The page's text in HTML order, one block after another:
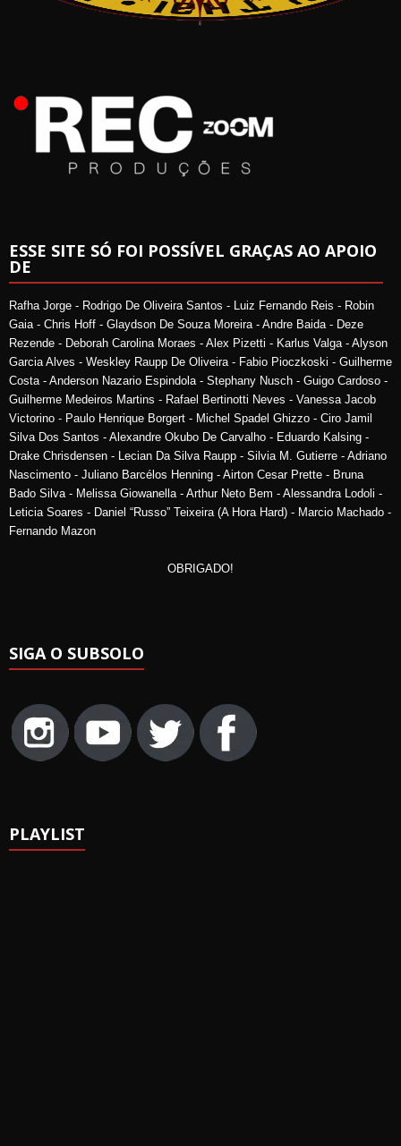
ESSE SITE SÓ FOI POSSÍVEL GRAÇAS AO APOIO
DE
Rafha Jorge - Rodrigo De Oliveira Santos - Luiz Fernando Reis - Robin
Gaia - Chris Hoff - Glaydson De Souza Moreira - Andre Baida - Deze
Rezende - Deborah Carolina Moraes - Alex Pizetti - Karlus Valga - Alyson
Garcia Alves - Weskley Raupp De Oliveira - Fabio Pioczkoski - Guilherme
Costa - Anderson Nazario Espindola - Stephany Nusch - Guigo Cardoso -
Guilherme Medeiros Martins - Rafael Bertinotti Neves - Vanessa Jacob
Victorino - Paulo Henrique Borgert - Michel Spadel Ghizzo - Ciro Jamil
Silva Dos Santos - Alexandre Okubo De Carvalho - Eduardo Kalsing -
Drake Chrisdensen - Lecian Da Silva Raupp - Silvia M. Gutierre - Adriano
Nascimento - Juliano Barcélos Henning - Airton Cesar Prette - Bruna
Bado Silva - Melissa Giowanella - Arthur Neto Bem - Alessandra Lodoli -
Leticia Soares - Daniel “Russo” Teixeira (A Hora Hard) - Marcio Machado -
Fernando Mazon
OBRIGADO!
SIGA O SUBSOLO
PLAYLIST